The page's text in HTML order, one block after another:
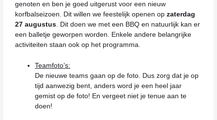
genoten en ben je goed uitgerust voor een nieuw
korfbalseizoen. Dit willen we feestelijk openen opzaterdag
27 augustus. Dit doen we met een BBQ en natuurlijk kan er
een balletje geworpen worden. Enkele andere belangrijke
activiteiten staan ook op het programma.
Teamfoto’s:
De nieuwe teams gaan op de foto. Dus zorg dat je op
tijd aanwezig bent, anders word je een heel jaar
gemist op de foto! En vergeet niet je tenue aan te
doen!